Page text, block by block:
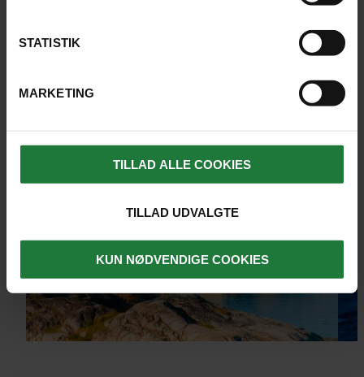
STATISTIK
MARKETING
TILLAD ALLE COOKIES
TILLAD UDVALGTE
KUN NØDVENDIGE COOKIES